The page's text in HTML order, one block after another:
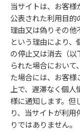
当サイトは、お客
公表された利用目的
理由又は偽りその
という理由により
の停止又は消去（以
られた場合におい
た場合には、お客
上で、遅滞なく個
様に通知します。但
り、当サイトが利
りではありません。